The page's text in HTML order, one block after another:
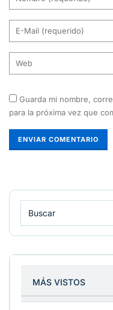
Guarda mi nombre,
para la próxima vez que
MÁS VISTOS